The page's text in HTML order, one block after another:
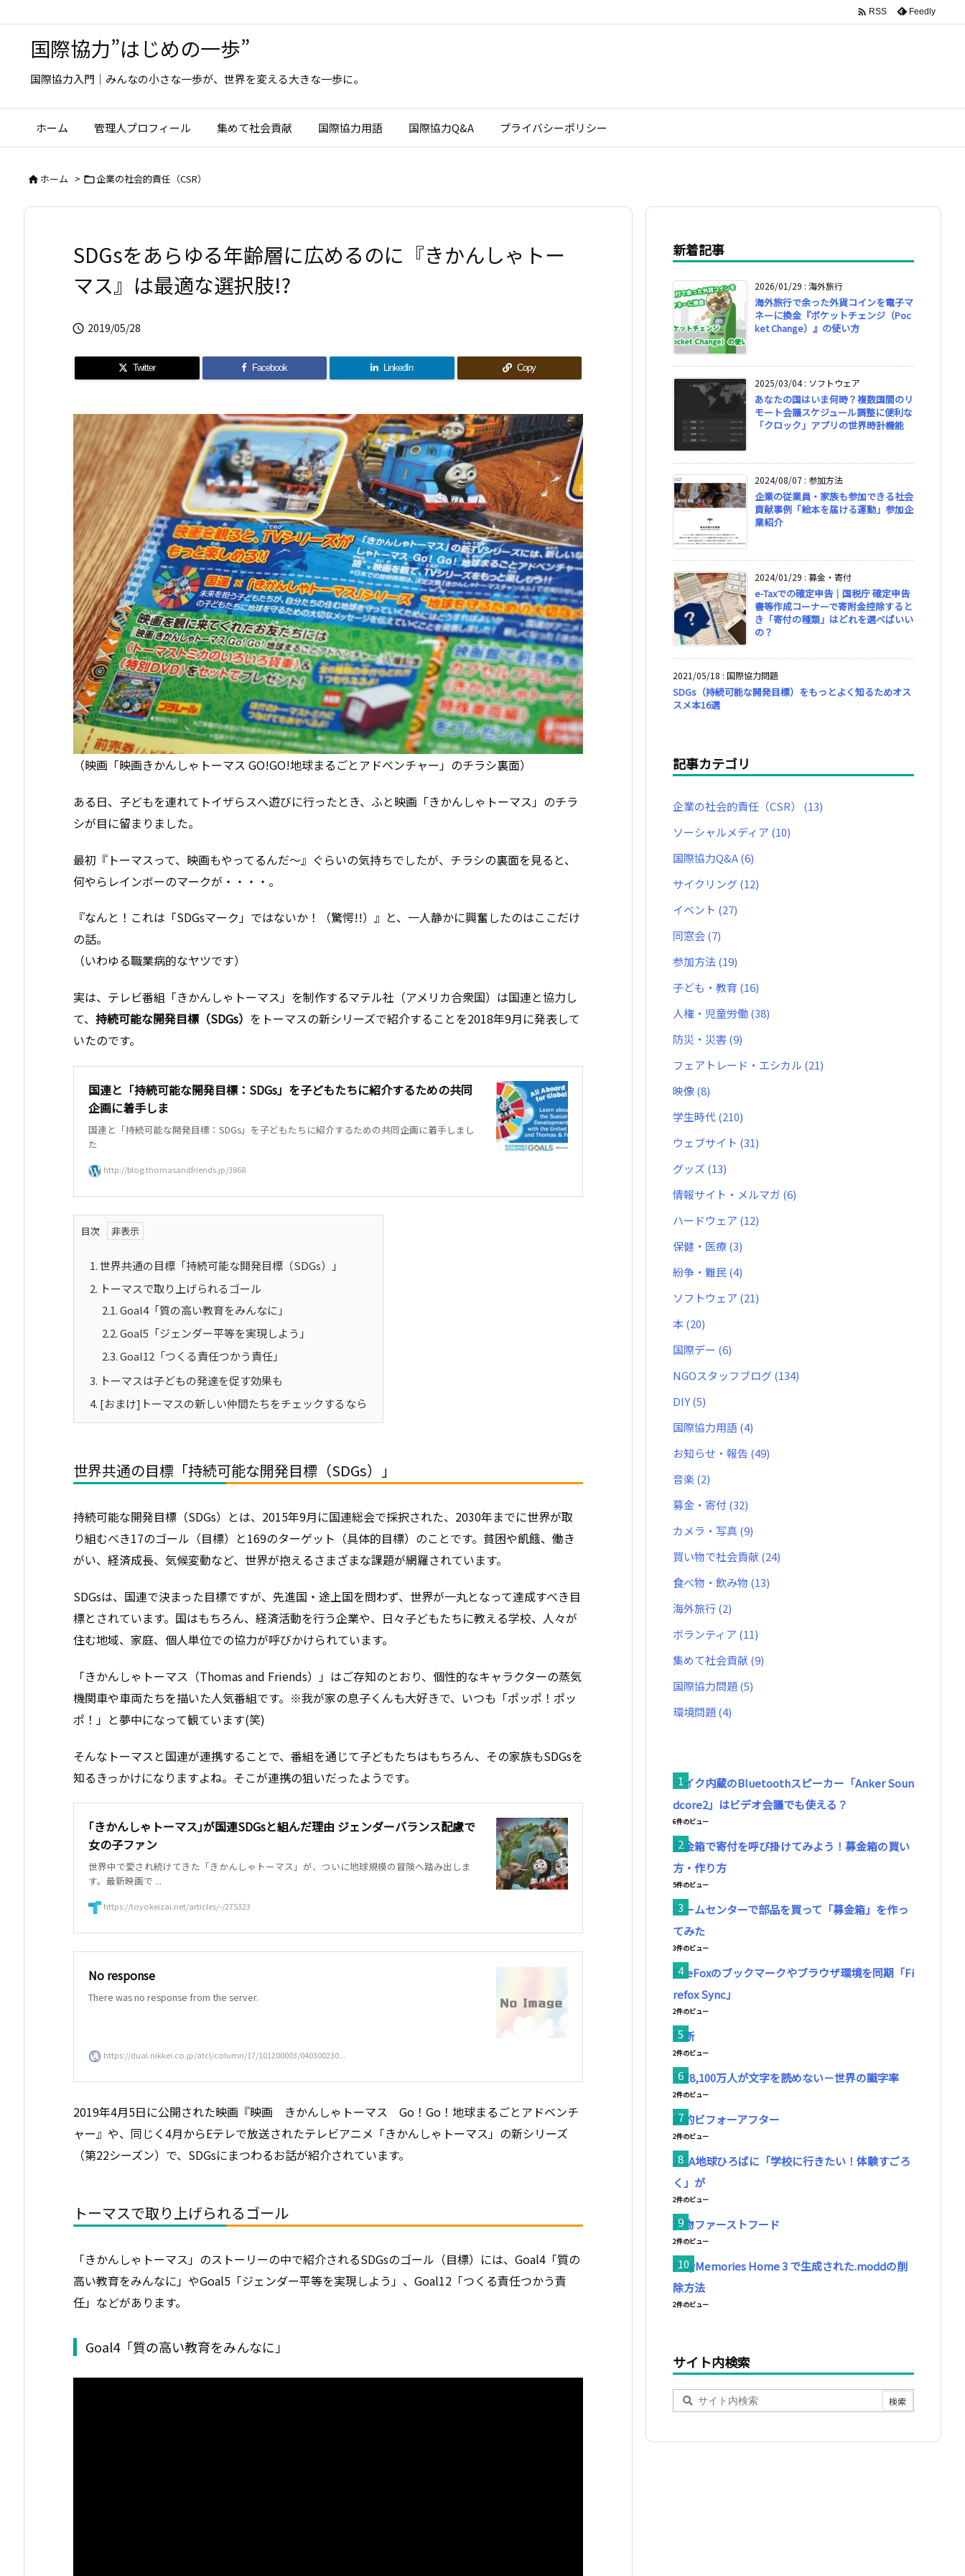
国際協力”はじめの一歩”
国際協力入門｜みんなの小さな一歩が、世界を変える大きな一歩に。
ホーム 管理人プロフィール 集めて社会貢献 国際協力用語 国際協力Q&A プライバシーポリシー
 RSS Feedly
ホーム > 企業の社会的責任（CSR）
SDGsをあらゆる年齢層に広めるのに『きかんしゃトー
マス』は最適な選択肢!?
 2019/05/28
Twitter Facebook LinkedIn Copy
（映画「映画きかんしゃトーマス GO!GO!地球まるごとアドベンチャー」のチラシ裏面）
ある日、子どもを連れてトイザらスへ遊びに行ったとき、ふと映画「きかんしゃトーマス」のチラ
シが目に留まりました。
最初『トーマスって、映画もやってるんだ～』ぐらいの気持ちでしたが、チラシの裏面を見ると、
何やらレインボーのマークが・・・・。
『なんと！これは「SDGsマーク」ではないか！（驚愕!!）』と、一人静かに興奮したのはここだけ
の話。
（いわゆる職業病的なヤツです）
実は、テレビ番組「きかんしゃトーマス」を制作するマテル社（アメリカ合衆国）は国連と協力し
て、 持続可能な開発目標（SDGs） をトーマスの新シリーズで紹介することを2018年9月に発表して
いたのです。
国連と「持続可能な開発目標：SDGs」を子どもたちに紹介するための共同
企画に着手しま
国連と「持続可能な開発目標：SDGs」を子どもたちに紹介するための共同企画に着手しまし
た
http://blog.thomasandfriends.jp/3868
目次
1.世界共通の目標「持続可能な開発目標（SDGs）」
2. トーマスで取り上げられるゴール
2.1.Goal4「質の高い教育をみんなに」
2.2.Goal5「ジェンダー平等を実現しよう」
2.3.Goal12「つくる責任つかう責任」
3. トーマスは子どもの発達を促す効果も
4. [おまけ]トーマスの新しい仲間たちをチェックするなら
世界共通の目標「持続可能な開発目標（SDGs）」
持続可能な開発目標（SDGs）とは、2015年9月に国連総会で採択された、2030年までに世界が取
り組むべき17のゴール（目標）と169のターゲット（具体的目標）のことです。貧困や飢餓、働き
がい、経済成長、気候変動など、世界が抱えるさまざまな課題が網羅されています。
SDGsは、国連で決まった目標ですが、先進国・途上国を問わず、世界が一丸となって達成すべき目
標とされています。国はもちろん、経済活動を行う企業や、日々子どもたちに教える学校、人々が
住む地域、家庭、個人単位での協力が呼びかけられています。
「きかんしゃトーマス（Thomas and Friends）」はご存知のとおり、個性的なキャラクターの蒸気
機関車や車両たちを描いた人気番組です。※我が家の息子くんも大好きで、いつも「ポッポ！ポッ
ポ！」と夢中になって観ています(笑)
そんなトーマスと国連が連携することで、番組を通じて子どもたちはもちろん、その家族もSDGsを
知るきっかけになりますよね。そこが連携の狙いだったようです。
｢きかんしゃトーマス｣が国連SDGsと組んだ理由 ジェンダーバランス配慮で
女の子ファン
世界中で愛され続けてきた「きかんしゃトーマス」が、ついに地球規模の冒険へ踏み出しま
す。最新映画で ...
https://toyokeizai.net/articles/-/275323
No response
There was no response from the server.
https://dual.nikkei.co.jp/atcl/column/17/101200003/040300230...
2019年4月5日に公開された映画『映画 きかんしゃトーマス Go！Go！地球まるごとアドベンチ
ャー』や、同じく4月からEテレで放送されたテレビアニメ「きかんしゃトーマス」の新シリーズ
（第22シーズン）で、SDGsにまつわるお話が紹介されています。
トーマスで取り上げられるゴール
「きかんしゃトーマス」のストーリーの中で紹介されるSDGsのゴール（目標）には、Goal4「質の
高い教育をみんなに」やGoal5「ジェンダー平等を実現しよう」、Goal12「つくる責任つかう責
任」などがあります。
Goal4「質の高い教育をみんなに」
新着記事
2026/01/29 : 海外旅行
海外旅行で余った外貨コインを電子マ
ネーに換金『ポケットチェンジ（Poc
ket Change）』の使い方
2025/03/04: ソフトウェア
あなたの国はいま何時？複数国間のリ
モート会議スケジュール調整に便利な
「クロック」アプリの世界時計機能
2024/08/07 : 参加方法
企業の従業員・家族も参加できる社会
貢献事例「絵本を届ける運動」参加企
業紹介
2024/01/29 : 募金・寄付
e-Taxでの確定申告｜国税庁 確定申告
書等作成コーナーで寄附金控除すると
き「寄付の種類」はどれを選べばいい
の？
2021/05/18 : 国際協力問題
SDGs（持続可能な開発目標）をもっとよく知るためオス
スメ本16選
記事カテゴリ
企業の社会的責任（CSR） (13)
ソーシャルメディア (10)
国際協力Q&A(6)
サイクリング(12)
イベント (27)
同窓会(7)
参加方法(19)
子ども・教育 (16)
人権・児童労働(38)
防災・災害(9)
フェアトレード・エシカル (21)
映像(8)
学生時代(210)
ウェブサイト (31)
グッズ (13)
情報サイト・メルマガ (6)
ハードウェア (12)
保健・医療(3)
紛争・難民(4)
ソフトウェア (21)
本(20)
国際デー (6)
NGOスタッフブログ(134)
DIY(5)
国際協力用語(4)
お知らせ・報告 (49)
音楽(2)
募金・寄付 (32)
カメラ・写真(9)
買い物で社会貢献 (24)
食べ物・飲み物 (13)
海外旅行(2)
ボランティア (11)
集めて社会貢献 (9)
国際協力問題(5)
環境問題(4)
マイク内蔵のBluetoothスピーカー「Anker Soun
dcore2」はビデオ会議でも使える？
6件のビュー
募金箱で寄付を呼び掛けてみよう！募金箱の買い
方・作り方
5件のビュー
ホームセンターで部品を買って「募金箱」を作っ
てみた
3件のビュー
FireFoxのブックマークやブラウザ環境を同期「Fi
refox Sync」
2件のビュー
判断
2件のビュー
7億8,100万人が文字を読めない－世界の識字率
2件のビュー
劇的ビフォーアフター
2件のビュー
JICA地球ひろばに「学校に行きたい！体験すごろ
く」が
2件のビュー
丼物ファーストフード
2件のビュー
PlayMemories Home 3 で生成された.moddの削
除方法
2件のビュー
サイト内検索